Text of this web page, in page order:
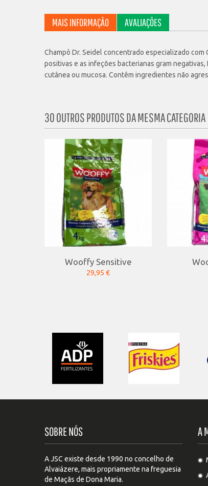
MAIS INFORMAÇÃO AVALIAÇÕES
Champô Dr. Seidel concentrado especializado
positivas e as infeções bacterianas gram
cutânea ou mucosa. Contêm ingredientes não
30 OUTROS PRODUTOS DA MESMA CATEGORIA
Wooffy Sensitive
29,95 €
SOBRE NÓS
A JSC existe desde 1990 no concelho de
Alvaiázere, mais propriamente na freguesia
de Maçãs de Dona Maria.
A